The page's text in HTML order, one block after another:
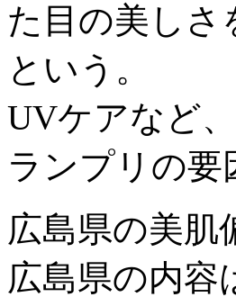
た目の美しさ
という。
UVケアなど
ランプリの
広島県の美肌
広島県の内容